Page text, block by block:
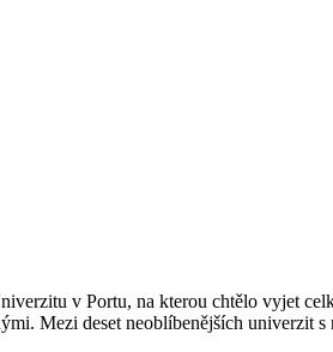
v Portu, na kterou chtělo vyjet
Mezi deset neoblíbenějších univerzit s